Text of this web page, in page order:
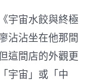
宇宙水餃與終極
沾沾坐在他那間
這間店的外觀更
宇宙」或「中